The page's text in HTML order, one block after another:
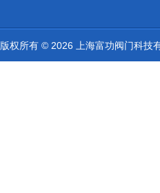
版权所有 © 2026 上海富功阀门科技